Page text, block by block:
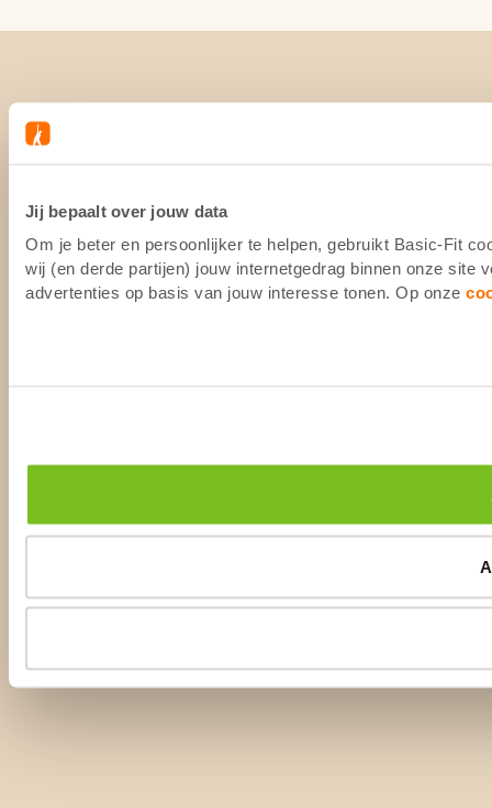
Jij bepaalt over jouw data
Om je beter en persoonlijker te helpen, gebruikt Basic-Fit
wij (en derde partijen) jouw internetgedrag binnen onze site
advertenties op basis van jouw interesse tonen. Op onze